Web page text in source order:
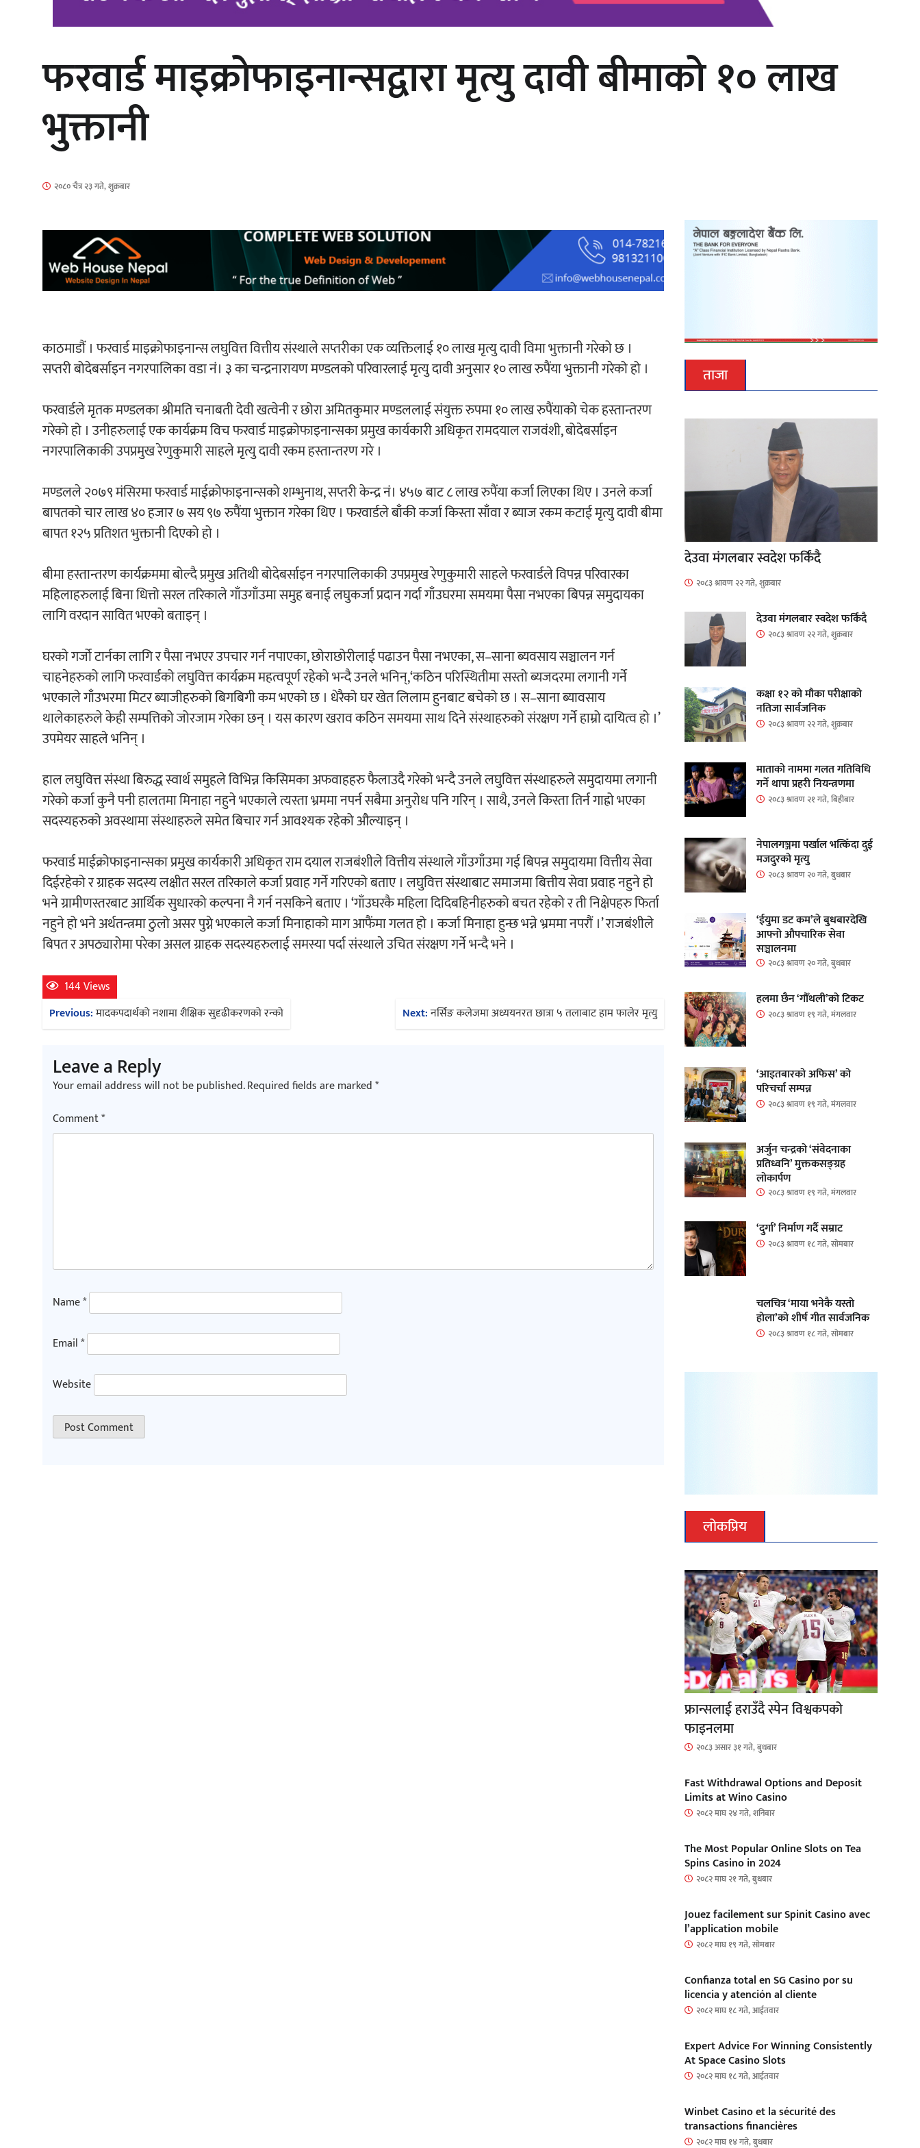
‘आइतबारको अफिस’ को परिचर्चा सम्पन्न
अर्जुन चन्द्रको ‘संवेदनाका प्रतिध्वनि’
मुक्तकसङ्ग्रह लोकार्पण
‘दुर्गा’ निर्माण गर्दै सम्राट
फरवार्ड माइक्रोफाइनान्सद्वारा मृत्यु दावी बीमाको १० लाख
भुक्तानी
२०८० चैत्र २३ गते, शुक्रबार
काठमाडौं । फरवार्ड माइक्रोफाइनान्स लघुवित्त वित्तीय संस्थाले सप्तरीका एक व्यक्तिलाई १० लाख मृत्यु दावी विमा भुक्तानी गरेको छ ।
सप्तरी बोदेबर्साइन नगरपालिका वडा नं। ३ का चन्द्रनारायण मण्डलको परिवारलाई मृत्यु दावी अनुसार १० लाख रुपैंया भुक्तानी गरेको हो ।
फरवार्डले मृतक मण्डलका श्रीमति चनाबती देवी खत्वेनी र छोरा अमितकुमार मण्डललाई संयुक्त रुपमा १० लाख रुपैंयाको चेक हस्तान्तरण
गरेको हो । उनीहरुलाई एक कार्यक्रम विच फरवार्ड माइक्रोफाइनान्सका प्रमुख कार्यकारी अधिकृत रामदयाल राजवंशी, बोदेबर्साइन
नगरपालिकाकी उपप्रमुख रेणुकुमारी साहले मृत्यु दावी रकम हस्तान्तरण गरे ।
मण्डलले २०७९ मंसिरमा फरवार्ड माईक्रोफाइनान्सको शम्भुनाथ, सप्तरी केन्द्र नं। ४५७ बाट ८ लाख रुपैंया कर्जा लिएका थिए । उनले कर्जा
बापतको चार लाख ४० हजार ७ सय ९७ रुपैंया भुक्तान गरेका थिए । फरवार्डले बाँकी कर्जा किस्ता साँवा र ब्याज रकम कटाई मृत्यु दावी बीमा
बापत १२५ प्रतिशत भुक्तानी दिएको हो ।
बीमा हस्तान्तरण कार्यक्रममा बोल्दै प्रमुख अतिथी बोदेबर्साइन नगरपालिकाकी उपप्रमुख रेणुकुमारी साहले फरवार्डले विपन्न परिवारका
महिलाहरुलाई बिना धित्तो सरल तरिकाले गाँउगाँउमा समुह बनाई लघुकर्जा प्रदान गर्दा गाँउघरमा समयमा पैसा नभएका बिपन्न समुदायका
लागि वरदान सावित भएको बताइन् ।
घरको गर्जो टार्नका लागि र पैसा नभएर उपचार गर्न नपाएका, छोराछोरीलाई पढाउन पैसा नभएका, स–साना ब्यवसाय सञ्चालन गर्न
चाहनेहरुको लागि फरवार्डको लघुवित्त कार्यक्रम महत्वपूर्ण रहेको भन्दै उनले भनिन्,‘कठिन परिस्थितीमा सस्तो ब्यजदरमा लगानी गर्ने
भएकाले गाँउभरमा मिटर ब्याजीहरुको बिगबिगी कम भएको छ । धेरैको घर खेत लिलाम हुनबाट बचेको छ । स–साना ब्यावसाय
थालेकाहरुले केही सम्पत्तिको जोरजाम गरेका छन् । यस कारण खराव कठिन समयमा साथ दिने संस्थाहरुको संरक्षण गर्ने हाम्रो दायित्व हो ।’
उपमेयर साहले भनिन् ।
हाल लघुवित्त संस्था बिरुद्ध स्वार्थ समुहले विभिन्न किसिमका अफवाहहरु फैलाउदै गरेको भन्दै उनले लघुवित्त संस्थाहरुले समुदायमा लगानी
गरेको कर्जा कुनै पनी हालतमा मिनाहा नहुने भएकाले त्यस्ता भ्रममा नपर्न सबैमा अनुरोध पनि गरिन् । साथै, उनले किस्ता तिर्न गाह्रो भएका
सदस्यहरुको अवस्थामा संस्थाहरुले समेत बिचार गर्न आवश्यक रहेको औल्याइन् ।
फरवार्ड माईक्रोफाइनान्सका प्रमुख कार्यकारी अधिकृत राम दयाल राजबंशीले वित्तीय संस्थाले गाँउगाँउमा गई बिपन्न समुदायमा वित्तीय सेवा
दिईरहेको र ग्राहक सदस्य लक्षीत सरल तरिकाले कर्जा प्रवाह गर्ने गरिएको बताए । लघुवित्त संस्थाबाट समाजमा बित्तीय सेवा प्रवाह नहुने हो
भने ग्रामीणस्तरबाट आर्थिक सुधारको कल्पना नै गर्न नसकिने बताए । ‘गाँउघरकै महिला दिदिबहिनीहरुको बचत रहेको र ती निक्षेपहरु फिर्ता
नहुने हो भने अर्थतन्त्रमा ठुलो असर पुग्ने भएकाले कर्जा मिनाहाको माग आफैंमा गलत हो । कर्जा मिनाहा हुन्छ भन्ने भ्रममा नपरौं ।’ राजबंशीले
बिपत र अपठ्यारोमा परेका असल ग्राहक सदस्यहरुलाई समस्या पर्दा संस्थाले उचित संरक्षण गर्ने भन्दै भने ।
144 Views
Post
navigation
Previous:मादकपदार्थको नशामा शैक्षिक सुदृढीकरणको रन्को Next:नर्सिङ कलेजमा अध्ययनरत छात्रा ५ तलाबाट हाम फालेर मृत्यु
Leave a Reply
Your email address will not be published.Required fields are marked*
Comment*
Name*
Email*
Website
ताजा
देउवा मंगलबार स्वदेश फर्किंदै
२०८३ श्रावण २२ गते, शुक्रबार
देउवा मंगलबार स्वदेश फर्किंदै
२०८३ श्रावण २२ गते, शुक्रबार
कक्षा १२ को मौका परीक्षाको
नतिजा सार्वजनिक
२०८३ श्रावण २२ गते, शुक्रबार
माताकाे नाममा गलत गतिविधि
गर्ने थापा प्रहरी नियन्त्रणमा
२०८३ श्रावण २१ गते, बिहीबार
नेपालगञ्जमा पर्खाल भत्किँदा दुई
मजदुरको मृत्यु
२०८३ श्रावण २० गते, बुधबार
‘ईयुमा डट कम’ले बुधबारदेखि
आफ्नो औपचारिक सेवा
सञ्चालनमा
२०८३ श्रावण २० गते, बुधबार
हलमा छैन ‘गौँथली’को टिकट
२०८३ श्रावण १९ गते, मंगलवार
‘आइतबारको अफिस’ को
परिचर्चा सम्पन्न
२०८३ श्रावण १९ गते, मंगलवार
अर्जुन चन्द्रको ‘संवेदनाका
प्रतिध्वनि’ मुक्तकसङ्ग्रह
लोकार्पण
२०८३ श्रावण १९ गते, मंगलवार
‘दुर्गा’ निर्माण गर्दै सम्राट
२०८३ श्रावण १८ गते, सोमबार
चलचित्र ‘माया भनेकै यस्तो
होला’को शीर्ष गीत सार्वजनिक
२०८३ श्रावण १८ गते, सोमबार
लोकप्रिय
फ्रान्सलाई हराउँदै स्पेन विश्वकपको
फाइनलमा
२०८३ असार ३१ गते, बुधबार
Fast Withdrawal Options and Deposit
Limits at Wino Casino
२०८२ माघ २४ गते, शनिबार
The Most Popular Online Slots on Tea
Spins Casino in 2024
२०८२ माघ २१ गते, बुधबार
Jouez facilement sur Spinit Casino avec
l’application mobile
२०८२ माघ १९ गते, सोमबार
Confianza total en SG Casino por su
licencia y atención al cliente
२०८२ माघ १८ गते, आईतवार
Expert Advice For Winning Consistently
At Space Casino Slots
२०८२ माघ १८ गते, आईतवार
Winbet Casino et la sécurité des
transactions financières
२०८२ माघ १४ गते, बुधबार